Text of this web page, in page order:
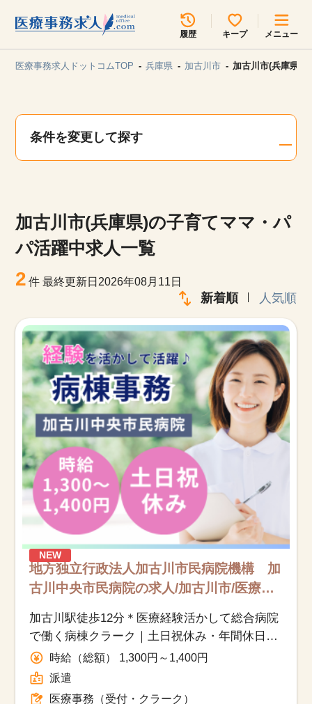
履歴 キープ メニュー
見学会・イベント情報
お知らせ
医療事務求人ドットコムとは
サイトの使い方
就職サポート
人材をお探しの医療機関・企業様
運営会社
医療事務求人ドットコムTOP 兵庫県 加古川市 加古川市(兵庫県)
条件を変更して探す
加古川市(兵庫県)の子育てママ・パ
パ活躍中求人一覧
2 件最終更新日2026年08月11日
新着順 人気順
NEW
地方独立行政法人加古川市民病院機構 加
古川中央市民病院の求人/加古川市/医療事
加古川駅徒歩12分＊医療経験活かして総合病院
で働く病棟クラーク｜土日祝休み・年間休日
124日時給（総額） 1,300円～1,400円
派遣
医療事務（受付・クラーク）
所在地のエリアを選択してください
各支店担当よりご連絡させていただきます。
関東
甲信越・北陸 中国・四国
九州・沖縄